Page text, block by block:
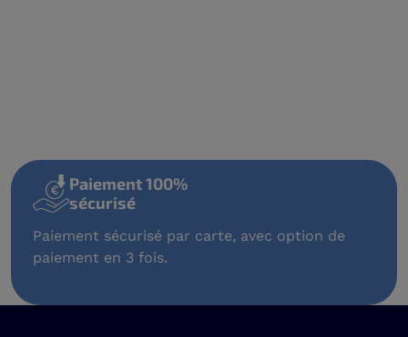
carte, avec option de
Livraison &
Nous livrons en